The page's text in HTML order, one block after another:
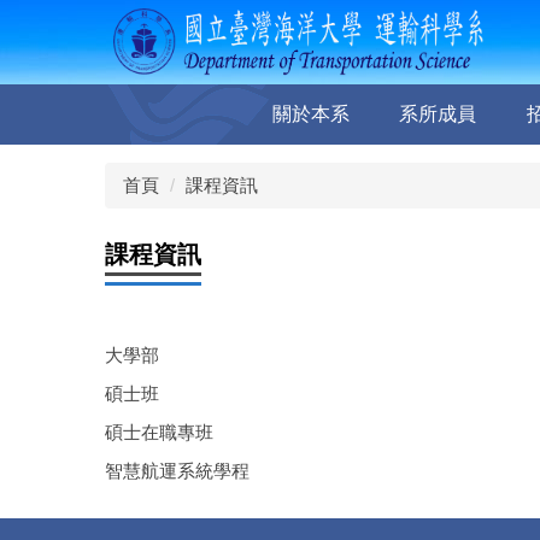
主
容
關於本系 系所成員
首頁 課程資訊
課程資訊
大學部
碩士班
碩士在職專班
智慧航運系統學程